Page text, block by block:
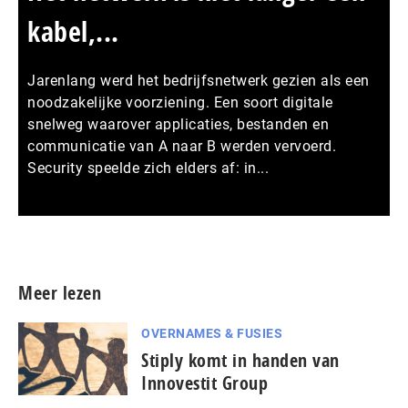
kabel,...
Jarenlang werd het bedrijfsnetwerk gezien als een
noodzakelijke voorziening. Een soort digitale
snelweg waarover applicaties, bestanden en
communicatie van A naar B werden vervoerd.
Security speelde zich elders af: in...
Meer lezen
OVERNAMES & FUSIES
Stiply komt in handen van
Innovestit Group